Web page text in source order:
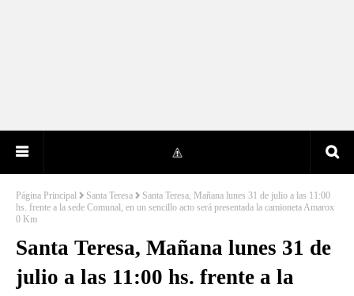
Página Principal Santa Teresa
Santa Teresa, Mañana lunes 31 de julio a las 11:00
hs. frente a la sede Comunal, en un sencillo acto será presentada la camioneta Amarox
0 Km
Santa Teresa, Mañana lunes 31 de
julio a las 11:00 hs. frente a la